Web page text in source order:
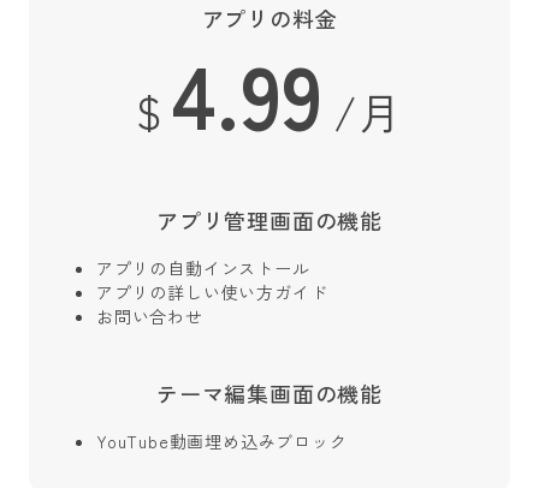
アプリの料金
$ 4.99 /月
アプリ管理画面の機能
アプリの自動インストール
アプリの詳しい使い方ガイド
お問い合わせ
テーマ編集画面の機能
YouTube動画埋め込みブロック